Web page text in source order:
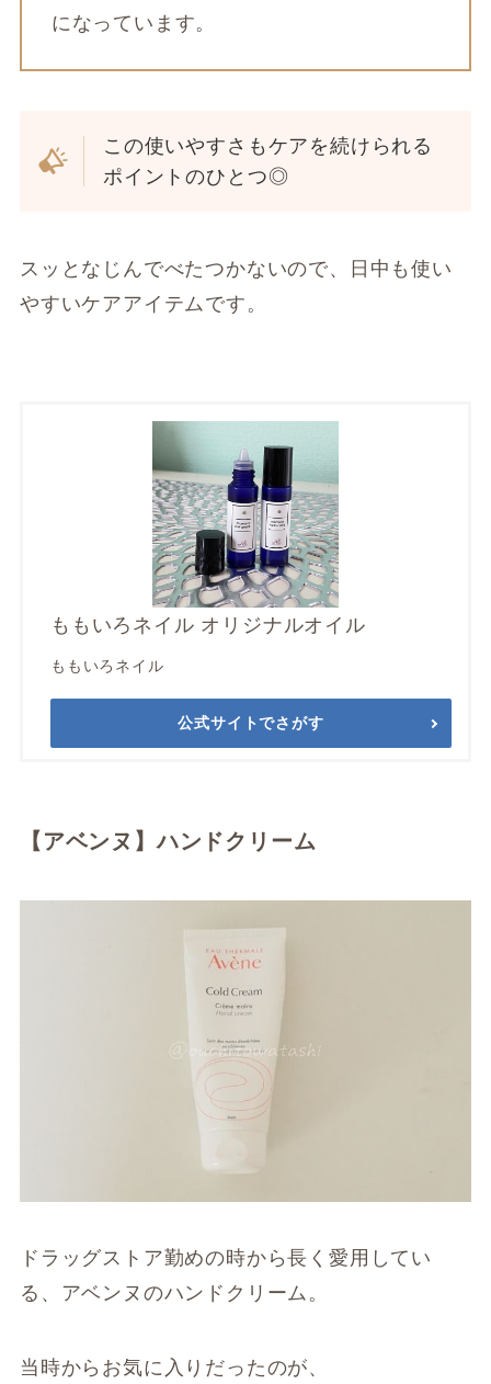
になっています。
この使いやすさもケアを続けられる
ポイントのひとつ◎
スッとなじんでべたつかないので、日中も使い
やすいケアアイテムです。
ももいろネイル オリジナルオイル
ももいろネイル
公式サイトでさがす
【アベンヌ】ハンドクリーム
ドラッグストア勤めの時から長く愛用してい
る、アベンヌのハンドクリーム。
当時からお気に入りだったのが、